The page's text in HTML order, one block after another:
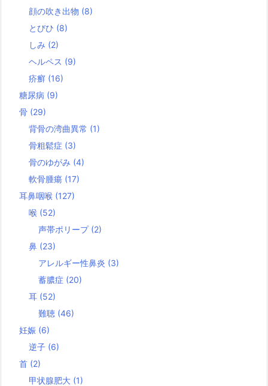
顔の吹き出物 (8)
とびひ (8)
しみ (2)
ヘルペス (9)
疥癬 (16)
糖尿病 (9)
骨 (29)
背骨の湾曲異常 (1)
骨粗鬆症 (3)
骨のゆがみ (4)
軟骨腫瘍 (17)
耳鼻咽喉 (127)
喉 (52)
声帯ポリープ (2)
鼻 (23)
アレルギー性鼻炎 (3)
蓄膿症 (20)
耳 (52)
難聴 (46)
妊娠 (6)
逆子 (6)
首 (2)
甲状腺肥大 (1)